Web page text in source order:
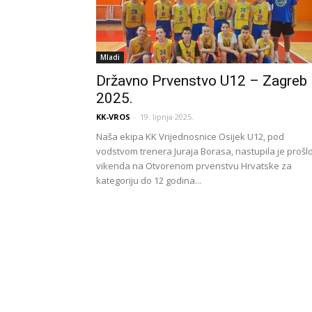
Mladi
Državno Prvenstvo U12 – Zagreb
2025.
KK-VROS - 19. lipnja 2025.
Naša ekipa KK Vrijednosnice Osijek U12, pod
vodstvom trenera Juraja Borasa, nastupila je
vikenda na Otvorenom prvenstvu Hrvatske za
kategoriju do 12 godina...